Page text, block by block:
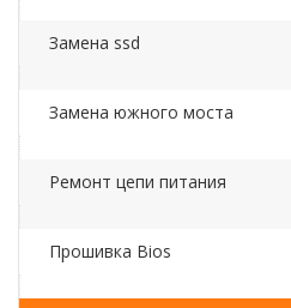
Замена ssd
Замена южного моста
Ремонт цепи питания
Прошивка Bios